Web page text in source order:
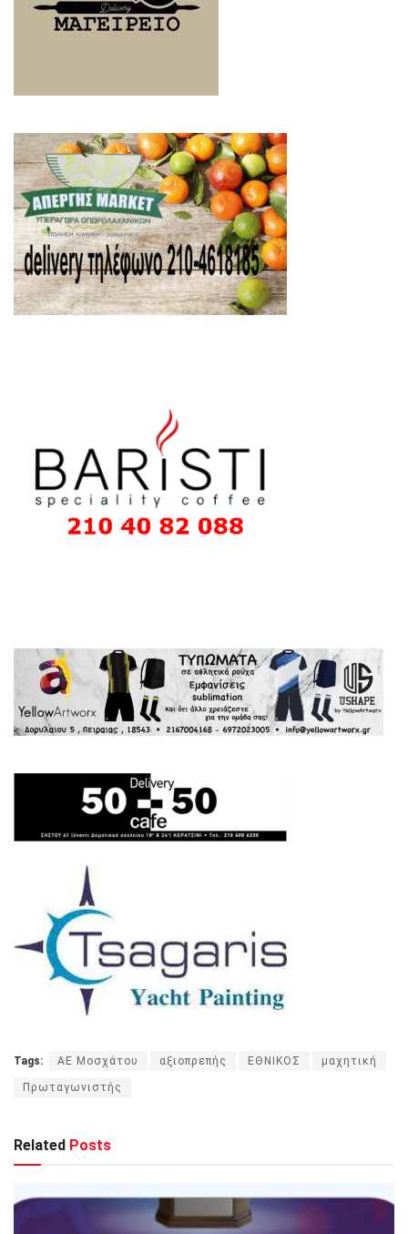
Tags: ΑΕ Μοσχάτου αξιοπρεπής ΕΘΝΙΚΟΣ μαχητική
Πρωταγωνιστής
Related Posts